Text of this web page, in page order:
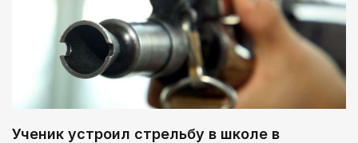
Ученик устроил стрельбу в школе в